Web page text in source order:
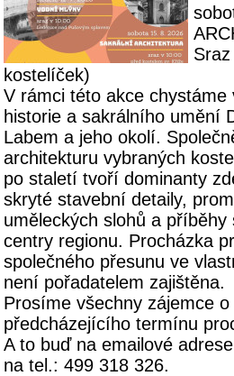
kostelíček)
V rámci této akce
historie a sakrálního umění
Labem a jeho okolí.
architekturu vybraných
po staletí tvoří dominanty
skryté stavební detaily,
uměleckých slohů a
centry regionu. Procházka
společného přesunu ve
není pořadatelem zajištěna.
Prosíme všechny zájemce
předcházejícího termínu
A to buď na emailové
na tel.: 499 318 326.